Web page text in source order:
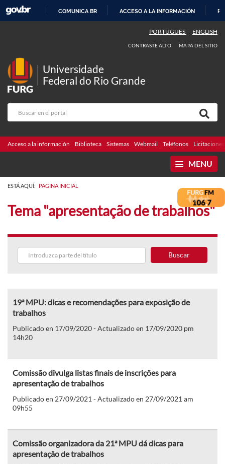
CONTENIDO
COMUNICA BR ACCESO A LA INFORMACIÓN
PORTUGUÊS ENGLISH
CONTRASTE ALTO MAPA DEL SITIO
Universidade
Federal do Rio Grande
Acceso a la información Biblioteca Sistemas Webmail Teléfonos Licitaciones
MENU
ESTÁ AQUÍ: PAGINA INICIAL
Tema "apresentação de trabalhos"
Buscar
19ª MPU: dicas e recomendações para exposição de
trabalhos
Publicado en 17/09/2020 - Actualizado en 17/09/2020 pm
14h20
Comissão divulga listas finais de inscrições para
apresentação de trabalhos
Publicado en 27/09/2021 - Actualizado en 27/09/2021 am
09h55
Comissão organizadora da 21ª MPU dá dicas para
apresentação de trabalhos